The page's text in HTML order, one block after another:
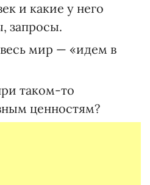
и какие у него
запросы.
мир — «идем в
таком-то
ценностям?